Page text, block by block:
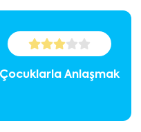
Çocuklarla Anlaşmak